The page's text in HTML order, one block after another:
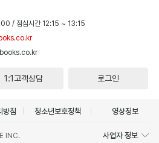
/ 점심시간 12:15 ~ 13:15
1:1고객상담 로그인
방침 청소년보호정책 영상정보
INC. 사업자 정보